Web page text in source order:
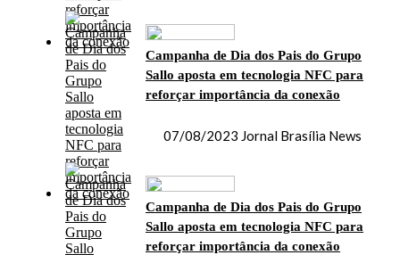
Campanha de Dia dos Pais do Grupo
Sallo aposta em tecnologia NFC para
reforçar importância da conexão
07/08/2023 Jornal Brasília News
Campanha de Dia dos Pais do Grupo
Sallo aposta em tecnologia NFC para
reforçar importância da conexão